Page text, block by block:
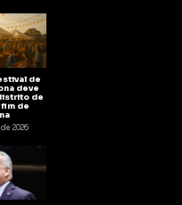
de
deve
de
de
2026